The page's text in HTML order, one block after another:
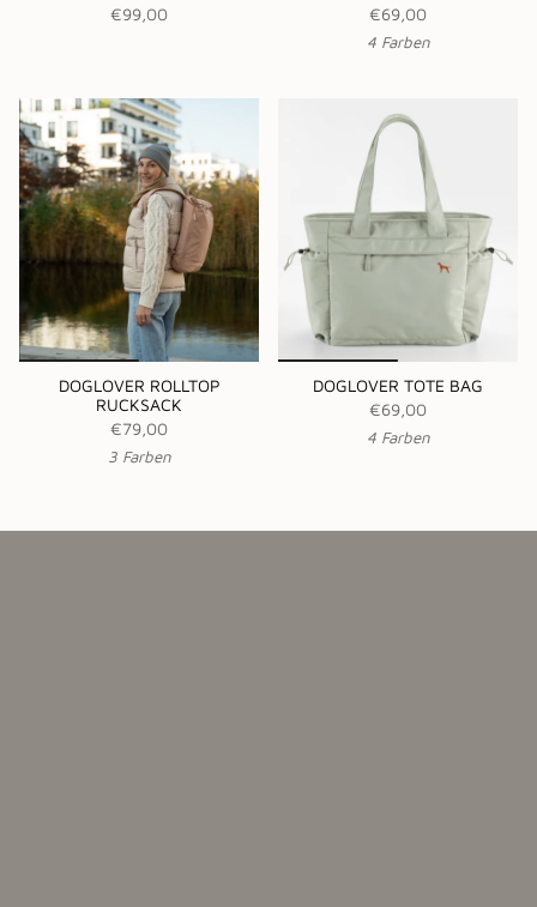
€99,00
€69,00
4 Farben
DOGLOVER ROLLTOP
RUCKSACK
€79,00
3 Farben
DOGLOVER TOTE BAG
€69,00
4 Farben